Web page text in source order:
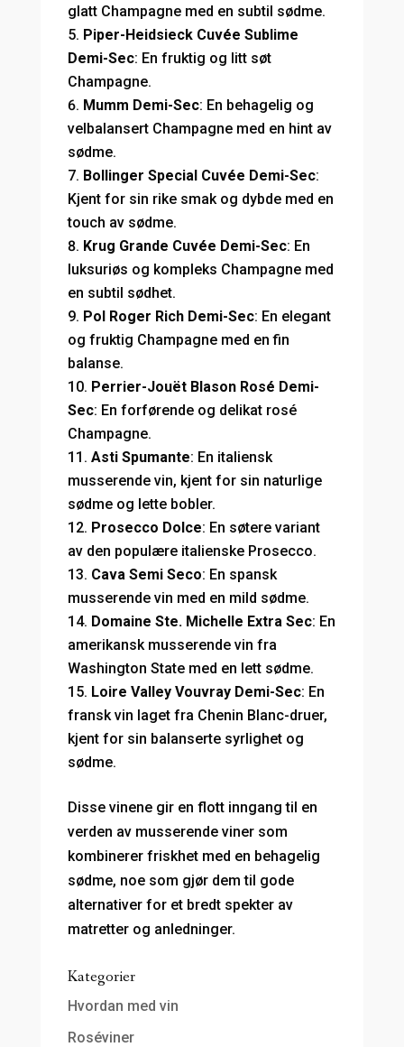
glatt Champagne med en subtil sødme.
Piper-Heidsieck Cuvée Sublime
Demi-Sec: En fruktig og litt søt
Champagne.
Mumm Demi-Sec: En behagelig og
velbalansert Champagne med en hint av
sødme.
Bollinger Special Cuvée Demi-Sec:
Kjent for sin rike smak og dybde med en
touch av sødme.
Krug Grande Cuvée Demi-Sec: En
luksuriøs og kompleks Champagne med
en subtil sødhet.
Pol Roger Rich Demi-Sec: En elegant
og fruktig Champagne med en fin
balanse.
Perrier-Jouët Blason Rosé Demi-
Sec: En forførende og delikat rosé
Champagne.
Asti Spumante: En italiensk
musserende vin, kjent for sin naturlige
sødme og lette bobler.
Prosecco Dolce: En søtere variant
av den populære italienske Prosecco.
Cava Semi Seco: En spansk
musserende vin med en mild sødme.
Domaine Ste. Michelle Extra Sec: En
amerikansk musserende vin fra
Washington State med en lett sødme.
Loire Valley Vouvray Demi-Sec: En
fransk vin laget fra Chenin Blanc-druer,
kjent for sin balanserte syrlighet og
sødme.
Disse vinene gir en flott inngang til en
verden av musserende viner som
kombinerer friskhet med en behagelig
sødme, noe som gjør dem til gode
alternativer for et bredt spekter av
matretter og anledninger.
Kategorier
Hvordan med vin
Roséviner